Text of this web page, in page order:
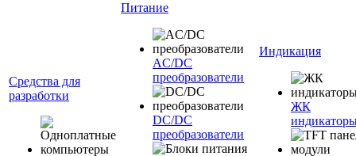
Средства для
разработки
Питание
AC/DC
преобразователи
DC/DC
преобразователи
Индикация
ЖК